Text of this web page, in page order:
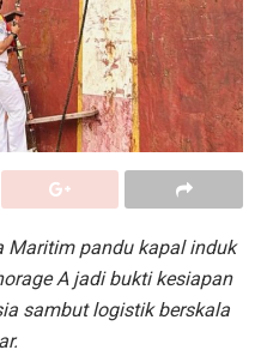
Maritim pandu kapal induk
A jadi bukti kesiapan
sambut logistik berskala